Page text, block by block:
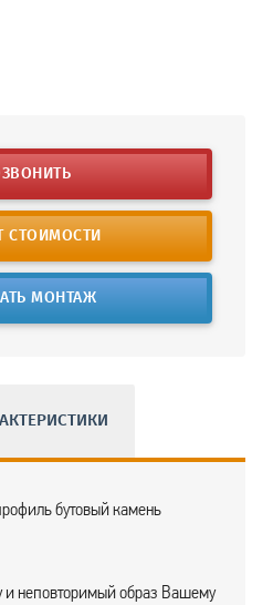
СТОИМОСТИ
МОНТАЖ
бутовый камень
и неповторимый образ Вашему